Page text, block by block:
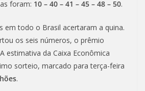
foram: 10 – 40 – 41 – 45 – 48 – 50.
em todo o Brasil acertaram a quina.
os seis números, o prêmio
estimativa da Caixa Econômica
sorteio, marcado para terça-feira
.